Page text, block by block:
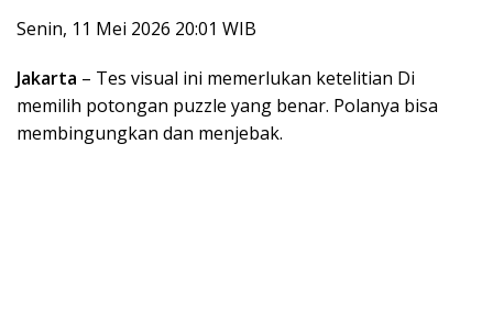
Senin, 11 Mei 2026 20:01 WIB
Jakarta – Tes visual ini memerlukan ketelitian Di
memilih potongan puzzle yang benar. Polanya bisa
membingungkan dan menjebak.